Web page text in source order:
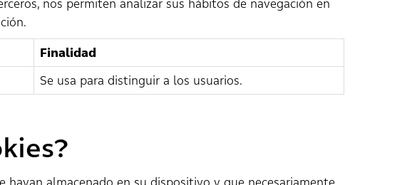
nos permiten analizar sus hábitos de navegación en
Finalidad
Se usa para distinguir a los usuarios.
hayan almacenado en su dispositivo y que necesariamente